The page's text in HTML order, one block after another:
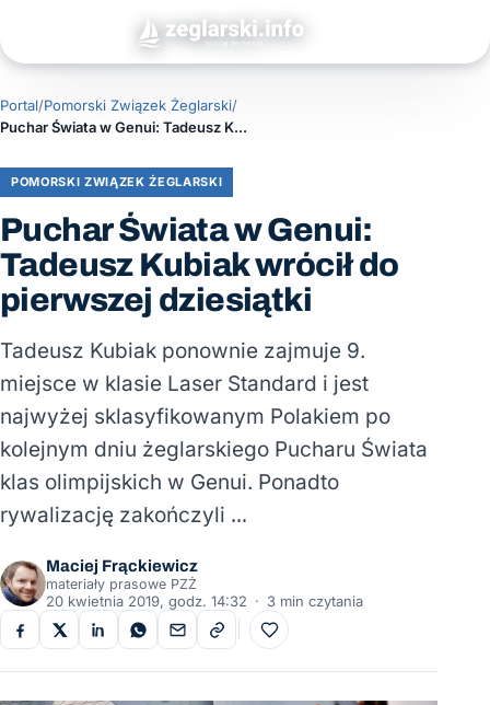
Portal/Pomorski Związek Żeglarski/
Puchar Świata w Genui: Tadeusz Kubiak wrócił do pierwszej dziesiątki
POMORSKI ZWIĄZEK ŻEGLARSKI
Puchar Świata w Genui:
Tadeusz Kubiak wrócił do
pierwszej dziesiątki
Tadeusz Kubiak ponownie zajmuje 9.
miejsce w klasie Laser Standard i jest
najwyżej sklasyfikowanym Polakiem po
kolejnym dniu żeglarskiego Pucharu Świata
klas olimpijskich w Genui. Ponadto
rywalizację zakończyli …
Maciej Frąckiewicz
materiały prasowe PZŻ
20 kwietnia 2019, godz. 14:32 · 3 min czytania
Do ulubionych